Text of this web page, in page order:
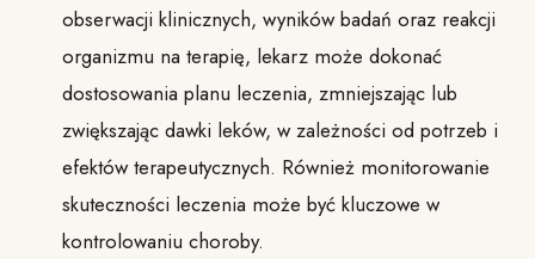
obserwacji klinicznych, wyników badań oraz reakcji
organizmu na terapię, lekarz może dokonać
dostosowania planu leczenia, zmniejszając lub
zwiększając dawki leków, w zależności od potrzeb i
efektów terapeutycznych. Również monitorowanie
skuteczności leczenia może być kluczowe w
kontrolowaniu choroby.